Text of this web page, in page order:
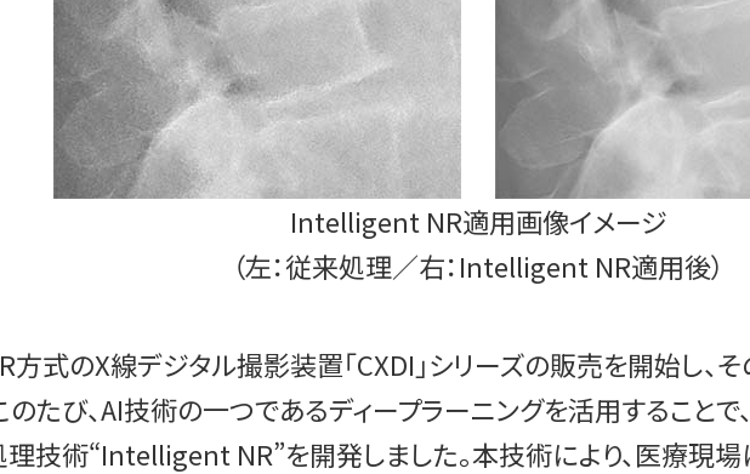
Intelligent NR適用画像イメージ
（左：従来処理／右：Intelligent NR適用後）
方式のX線デジタル撮影装置「CXDI」シリーズの販売を開始し、
のたび、AI技術の一つであるディープラーニングを活用すること
技術“Intelligent NR”を開発しました。本技術により、医療現